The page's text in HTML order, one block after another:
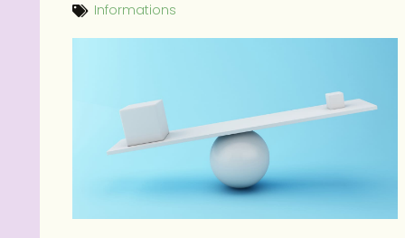
Informations